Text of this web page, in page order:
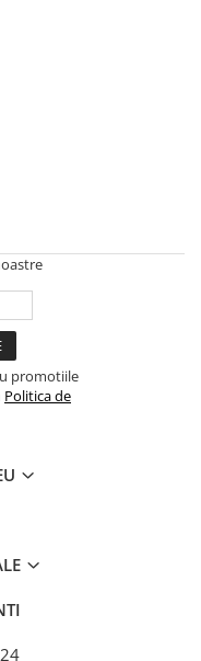
promotiile
Politica de